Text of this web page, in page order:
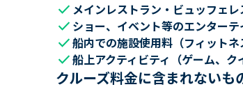
check メインレストラン・ビュッフェ
check ショー、イベント等のエンターテ
check船内での施設使用料（フィット
check船上アクティビティ（ゲーム、ク
クルーズ料金に含まれないも